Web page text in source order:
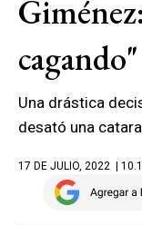
cagando"
Una drástica
desató una
17 DE JULIO, 2022 |